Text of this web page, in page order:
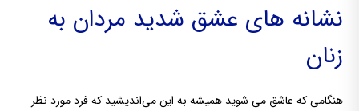
نشانه های عشق شدید مردان به
زنان
هنگامی که عاشق می شوید همیشه به این می‌اندیشید که فرد مورد نظر